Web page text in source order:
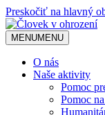
Preskočiť na hlavný
MENUMENU
O nás
Naše aktivity
Pomoc
Pomoc